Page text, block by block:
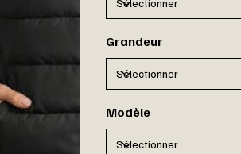
Grandeur
Modèle